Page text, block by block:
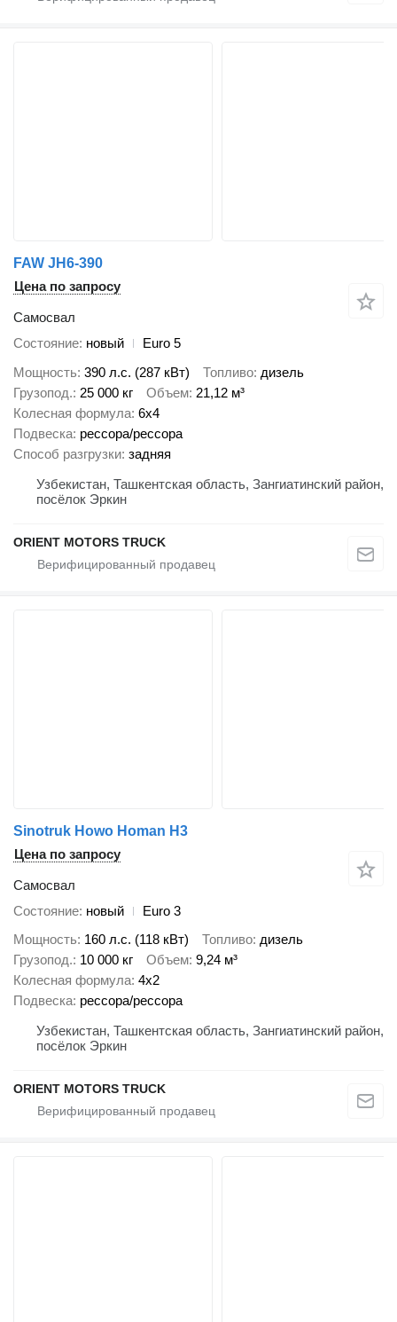
FAW JH6-390
Цена по запросу
Самосвал
Состояние новый
Euro 5
Мощность 390 л.с. (287 кВт) Топливо дизель
Грузопод. 25 000 кг Объем 21,12 м³
Колесная формула 6x4
Подвеска рессора/рессора
Способ разгрузки задняя
Узбекистан, Ташкентская область, Зангиатинский район,
посёлок Эркин
ORIENT MOTORS TRUCK
Sinotruk Howo Homan H3
Цена по запросу
Самосвал
Состояние новый
Euro 3
Мощность 160 л.с. (118 кВт) Топливо дизель
Грузопод. 10 000 кг Объем 9,24 м³
Колесная формула 4x2
Подвеска рессора/рессора
Узбекистан, Ташкентская область, Зангиатинский район,
посёлок Эркин
ORIENT MOTORS TRUCK